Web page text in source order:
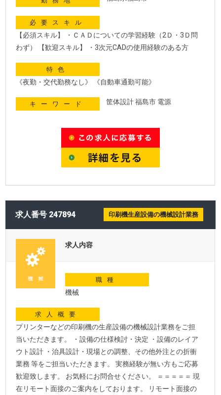
必要スキル
【必須スキル】 ・ＣＡＤについての学習経験（2Ｄ・3Ｄ問
わず） 【歓迎スキル】 ・3次元CADの使用経験のある方
特色
《夜勤・交代勤務なし》 《自動車通勤可能》
キーワード 筐体設計 福島市 電源
求人番号 247894 印刷機生産設備の機械設計業務
求人内容
職種
機械
求人概要
プリンターなどの印刷機の生産設備の機械設計業務をご担
当いただきます。 ・設備の仕様検討・決定 ・設備のレイア
ウト設計 ・治具設計・現場との調整、その他外注との折衝
業務 等をご担当いただきます。 実務経験が無い方もご応募
歓迎致します。 お気軽にお問合せください。 ＝＝＝＝＝ 現
在リモート面接のご案内をしております。 リモート面接の